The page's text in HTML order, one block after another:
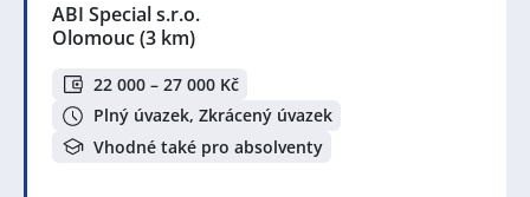
ABI Special s.r.o.
Olomouc(3 km)
22 000 – 27 000 Kč
Plný úvazek, Zkrácený úvazek
Vhodné také pro absolventy